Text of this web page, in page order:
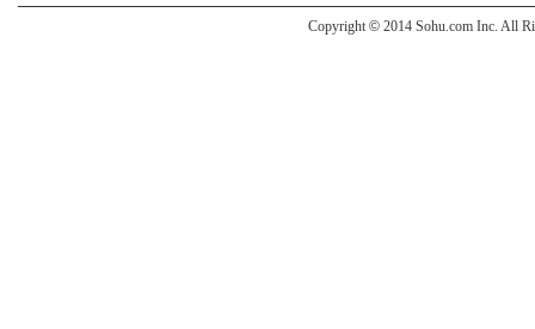
Copyright © 2014 Sohu.com Inc. All